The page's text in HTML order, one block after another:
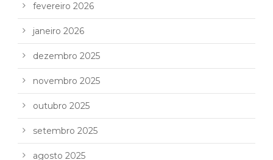
fevereiro 2026
janeiro 2026
dezembro 2025
novembro 2025
outubro 2025
setembro 2025
agosto 2025